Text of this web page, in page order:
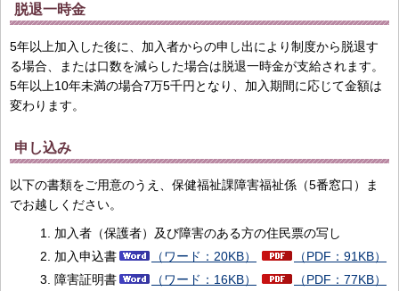
脱退一時金
5年以上加入した後に、加入者からの申し出により制度から脱退す
る場合、または口数を減らした場合は脱退一時金が支給されます。
5年以上10年未満の場合7万5千円となり、加入期間に応じて金額は
変わります。
申し込み
以下の書類をご用意のうえ、保健福祉課障害福祉係（5番窓口）ま
でお越しください。
加入者（保護者）及び障害のある方の住民票の写し
加入申込書
（ワード：20KB）
（PDF：91KB）
障害証明書
（ワード：16KB）
（PDF：77KB）